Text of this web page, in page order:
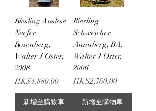
Riesling Auslese
Neefer
Rosenberg,
Walter J Oster,
2008
價格
HK$1,880.00
新增至購物車
Riesling
Schweicher
Annaberg, BA,
Walter J Oster,
2006
價格
HK$2,760.00
新增至購物車